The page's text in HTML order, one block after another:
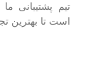
تیم پشتیبانی
است تا بهترین